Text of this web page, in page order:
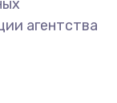
агентства